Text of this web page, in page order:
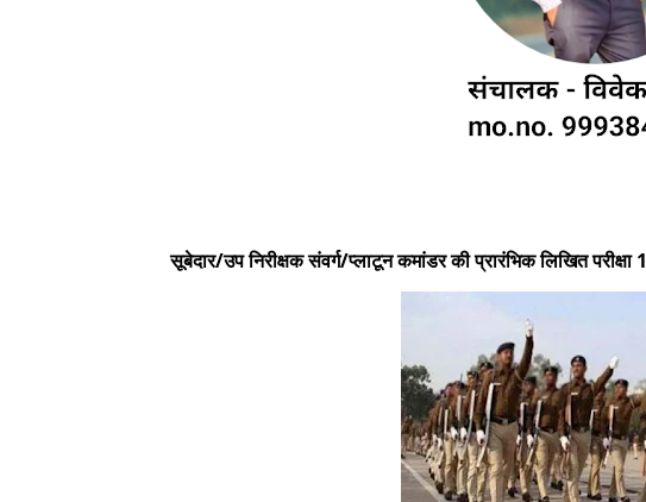
सूबेदार/उप निरीक्षक संवर्ग/प्लाटून कमांडर की प्रारंभिक लिखित